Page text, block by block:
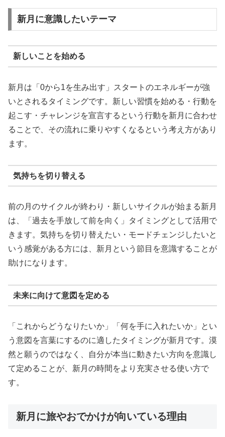
新月に意識したいテーマ
新しいことを始める
新月は「0から1を生み出す」スタートのエネルギーが強
いとされるタイミングです。新しい習慣を始める・行動を
起こす・チャレンジを宣言するという行動を新月に合わせ
ることで、その流れに乗りやすくなるという考え方があり
ます。
気持ちを切り替える
前の月のサイクルが終わり・新しいサイクルが始まる新月
は、「過去を手放して前を向く」タイミングとして活用で
きます。気持ちを切り替えたい・モードチェンジしたいと
いう感覚がある方には、新月という節目を意識することが
助けになります。
未来に向けて意図を定める
「これからどうなりたいか」「何を手に入れたいか」とい
う意図を言葉にするのに適したタイミングが新月です。漠
然と願うのではなく、自分が本当に動きたい方向を意識し
て定めることが、新月の時間をより充実させる使い方で
す。
新月に旅やおでかけが向いている理由